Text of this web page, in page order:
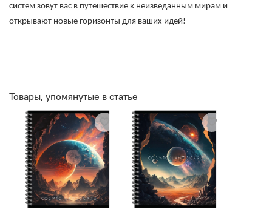
систем зовут вас в путешествие к неизведанным мирам и
открывают новые горизонты для ваших идей!
Товары, упомянутые в статье